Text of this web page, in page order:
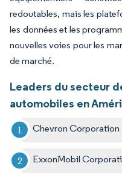
redoutables, mais les
les données et les
nouvelles voies pour les
de marché.
Leaders du secteur
automobiles en
Chevron Corporation
ExxonMobil